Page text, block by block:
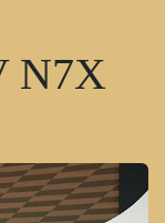
N7X